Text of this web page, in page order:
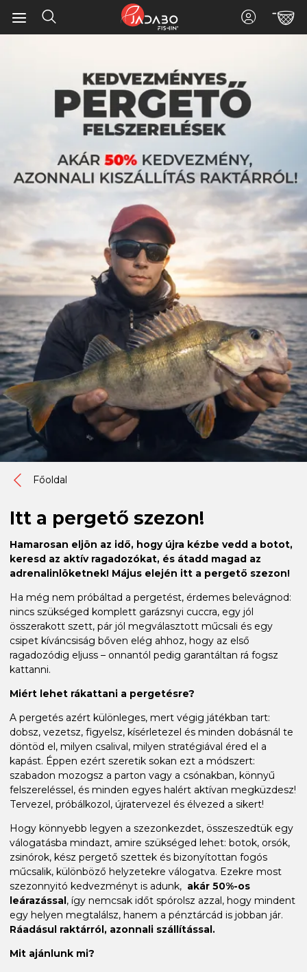
Főoldal
Itt a pergető szezon!
Hamarosan eljön az idő, hogy újra kézbe vedd a botot,
keresd az aktív ragadozókat, és átadd magad az
adrenalinlöketnek! Május elején itt a pergető szezon!
Ha még nem próbáltad a pergetést, érdemes belevágnod:
nincs szükséged komplett garázsnyi cuccra, egy jól
összerakott szett, pár jól megválasztott műcsali és egy
csipet kíváncsiság bőven elég ahhoz, hogy az első
ragadozódig eljuss – onnantól pedig garantáltan rá fogsz
kattanni.
Miért lehet rákattani a pergetésre?
A pergetés azért különleges, mert végig játékban tart:
dobsz, vezetsz, figyelsz, kísérletezel és minden dobásnál te
döntöd el, milyen csalival, milyen stratégiával éred el a
kapást. Éppen ezért szeretik sokan ezt a módszert:
szabadon mozogsz a parton vagy a csónakban, könnyű
felszereléssel, és minden egyes halért aktívan megküzdesz!
Tervezel, próbálkozol, újratervezel és élvezed a sikert!
Hogy könnyebb legyen a szezonkezdet, összeszedtük egy
válogatásba mindazt, amire szükséged lehet: botok, orsók,
zsinórok, kész pergető szettek és bizonyítottan fogós
műcsalik, különböző helyzetekre válogatva. Ezekre most
szezonnyitó kedvezményt is adunk, akár 50%-os
leárazással, így nemcsak időt spórolsz azzal, hogy mindent
egy helyen megtalálsz, hanem a pénztárcád is jobban jár.
Ráadásul raktárról, azonnali szállítással.
Mit ajánlunk mi?